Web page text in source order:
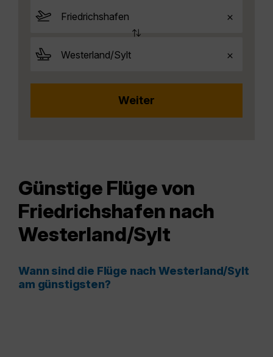
Günstige Flüge von
Friedrichshafen nach
Westerland/Sylt
Wann sind die Flüge nach Westerland/Sylt
am günstigsten?